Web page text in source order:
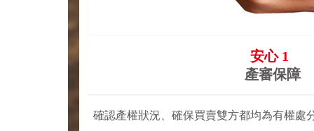
安心 1
產審保障
確認產權狀況、確保買賣雙方都均為有權處